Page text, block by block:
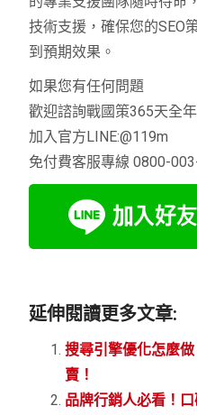
技術支援，確保您的SEO
到預期效果。
如果您有任何問題
歡迎諮詢戰國策365天全
加入官方LINE:@119m
免付費客服專線 0800-
延伸閱讀更多文章:
搜尋引擎優化怎麼
賣！
品牌行銷人必看！